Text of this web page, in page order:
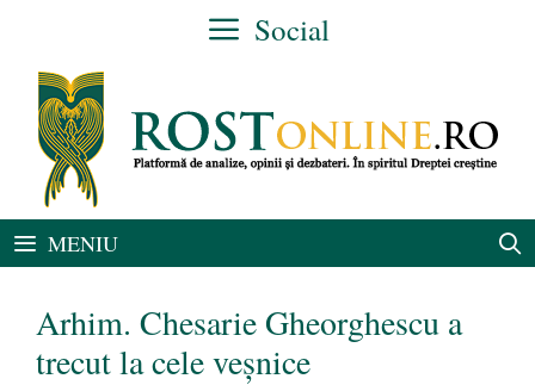
conținut
Social
MENIU
Arhim. Chesarie Gheorghescu a
trecut la cele veșnice